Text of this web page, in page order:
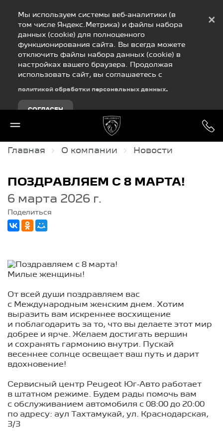
Мы используем системы веб-аналитики (в
том числе Яндекс.Метрика) и файлы набора
данных (cookie) для полноценного
функционирования сайта. Вы всегда можете
отключить файлы набора данных (cookie) в
настройках вашего браузера. Продолжая
использовать сайт, вы соглашаетесь с
политикой обработки персональных данных.
СОГЛАСЕН
×
Главная О компании Новости
ПОЗДРАВЛЯЕМ С 8 МАРТА!
6 марта 2026 г.
Поделиться
Милые женщины!
От всей души поздравляем вас
с Международным женским днем. Хотим
выразить вам искреннее восхищение
и поблагодарить за то, что вы делаете этот мир
добрее и ярче. Желаем достигать вершин
и сохранять гармонию внутри. Пускай
весеннее солнце освещает ваш путь и дарит
вдохновение!
Сервисный центр Peugeot Юг-Авто работает
в штатном режиме. Будем рады помочь вам
с обслуживанием автомобиля с 08:00 до 20:00
по адресу: аул Тахтамукай, ул. Краснодарская,
3/3